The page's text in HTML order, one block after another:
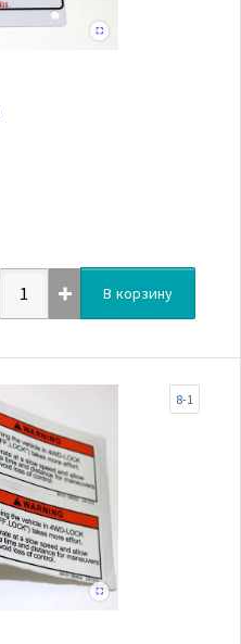
В корзину
8-1